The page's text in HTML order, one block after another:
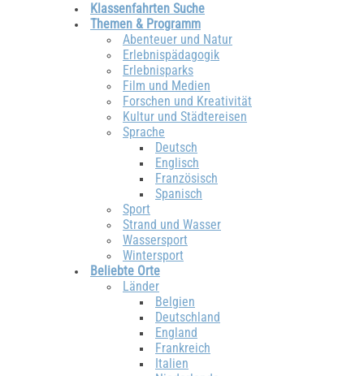
Klassenfahrten Suche
Themen & Programm
Abenteuer und Natur
Erlebnispädagogik
Erlebnisparks
Film und Medien
Forschen und Kreativität
Kultur und Städtereisen
Sprache
Deutsch
Englisch
Französisch
Spanisch
Sport
Strand und Wasser
Wassersport
Wintersport
Beliebte Orte
Länder
Belgien
Deutschland
England
Frankreich
Italien